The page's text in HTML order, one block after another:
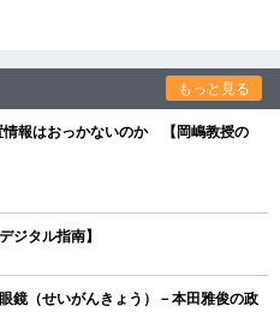
もっと見る
情報はおっかないのか 【岡嶋教授の
タル指南】
鏡（せいがんきょう）－本田雅俊の政